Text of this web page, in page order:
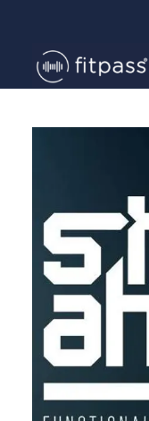
HOME
FITPASS TV
FITBIZ
TRENDS
MORE…